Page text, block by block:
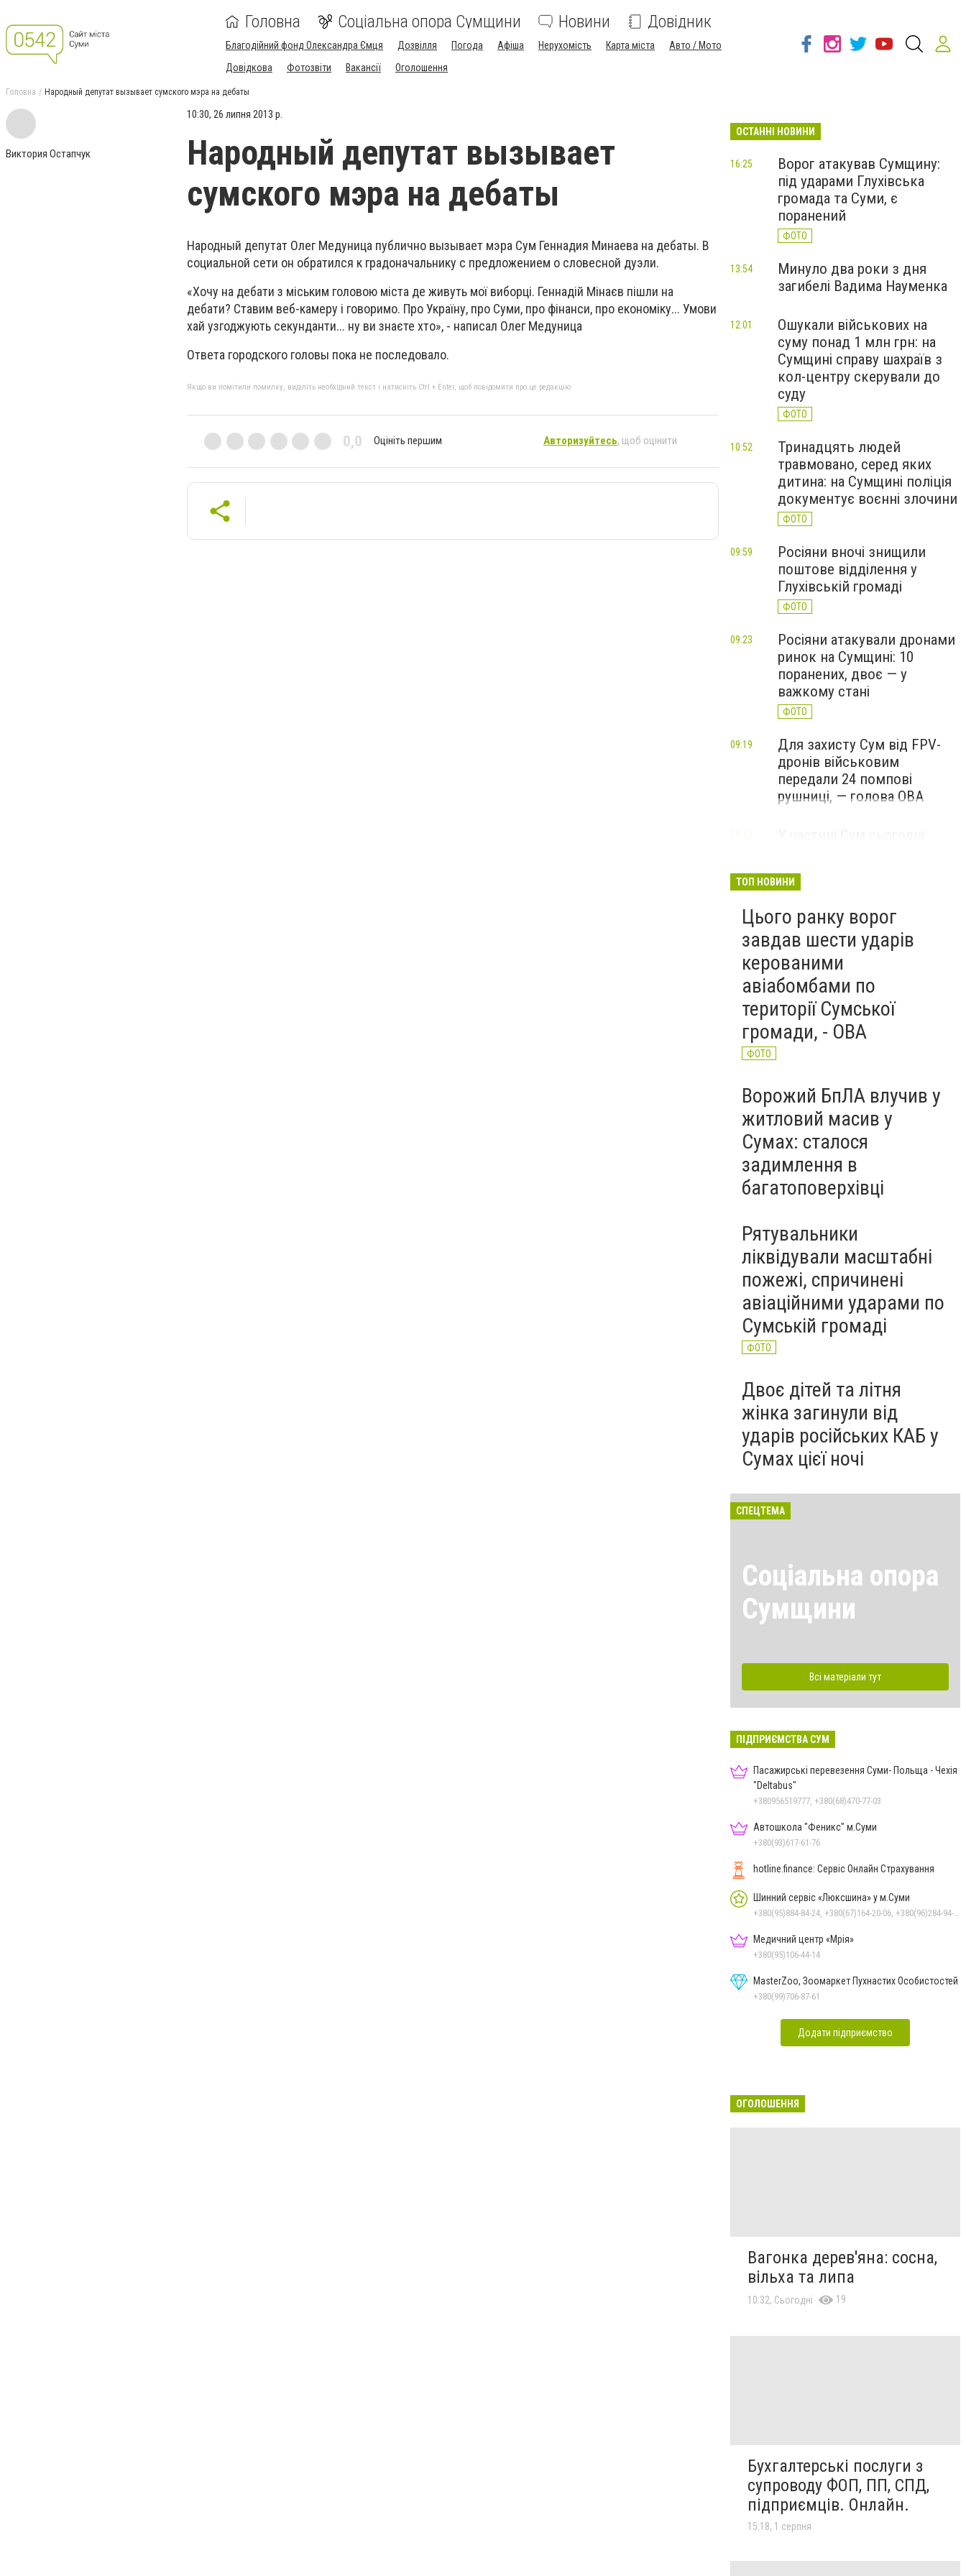
Головна Соціальна опора Сумщини Новини Довідник
Благодійний фонд Олександра Ємця Дозвілля Погода Афіша Нерухомість Карта міста
Авто / Мото
Довідкова
Фотозвіти Вакансії Оголошення
Головна Народный депутат вызывает сумского мэра на дебаты
Виктория Остапчук
10:30, 26 липня 2013 р.
Народный депутат вызывает
сумского мэра на дебаты
Народный депутат Олег Медуница публично вызывает мэра Сум Геннадия Минаева на дебаты. В
социальной сети он обратился к градоначальнику с предложением о словесной дуэли.
«Хочу на дебати з міським головою міста де живуть мої виборці. Геннадій Мінаєв пішли на
дебати? Ставим веб-камеру і говоримо. Про Україну, про Суми, про фінанси, про економіку... Умови
хай узгоджують секунданти... ну ви знаєте хто», - написал Олег Медуница
Ответа городского головы пока не последовало.
Якщо ви помітили помилку, виділіть необхідний текст і натисніть Ctrl + Enter, щоб повідомити про це редакцію
0,0 Оцініть першим Авторизуйтесь, щоб оцінити
ОСТАННІ НОВИНИ
Ворог атакував Сумщину:
під ударами Глухівська
громада та Суми, є
поранений
ФОТО
16:25
Минуло два роки з дня
загибелі Вадима Науменка
13:54
Ошукали військових на
суму понад 1 млн грн: на
Сумщині справу шахраїв з
кол-центру скерували до
суду
ФОТО
12:01
Тринадцять людей
травмовано, серед яких
дитина: на Сумщині поліція
документує воєнні злочини
ФОТО
10:52
Росіяни вночі знищили
поштове відділення у
Глухівській громаді
ФОТО
09:59
Росіяни атакували дронами
ринок на Сумщині: 10
поранених, двоє — у
важкому стані
ФОТО
09:23
Для захисту Сум від FPV-
дронів військовим
передали 24 помпові
рушниці, — голова ОВА
09:19
воду: перелік вулиць
ТОП НОВИНИ
Цього ранку ворог
завдав шести ударів
керованими
авіабомбами по
території Сумської
громади, - ОВА
ФОТО
Ворожий БпЛА влучив у
житловий масив у
Сумах: сталося
задимлення в
багатоповерхівці
Рятувальники
ліквідували масштабні
пожежі, спричинені
авіаційними ударами по
Сумській громаді
ФОТО
Двоє дітей та літня
жінка загинули від
ударів російських КАБ у
Сумах цієї ночі
СПЕЦТЕМА
Соціальна опора
Сумщини
Всі матеріали тут
ПІДПРИЄМСТВА СУМ
Пасажирські перевезення Суми- Польща - Чехія
"Deltabus"
+380956519777, +380(68)470-77-03
Автошкола "Феникс" м.Суми
+380(93)617-61-76
hotline.finance: Сервіс Онлайн Страхування
Шинний сервіс «Люксшина» у м.Суми
Медичний центр «Мрія»
+380(95)106-44-14
MasterZoo, Зоомаркет Пухнастих Особистостей
+380(99)706-87-61
Додати підприємство
ОГОЛОШЕННЯ
Вагонка дерев'яна: сосна,
вільха та липа
10:32, Сьогодні 19
Бухгалтерські послуги з
супроводу ФОП, ПП, СПД,
підприємців. Онлайн.
15:18, 1 серпня